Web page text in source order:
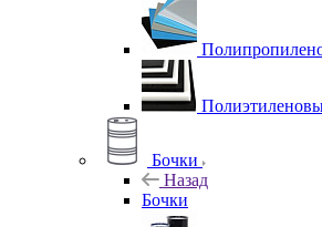
Бочки
Назад
Бочки